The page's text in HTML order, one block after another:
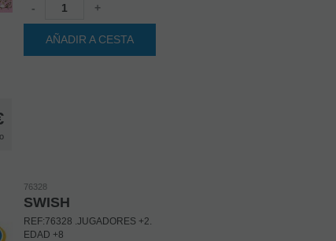
- +
AÑADIR A CESTA
76328
SWISH
REF:76328 .JUGADORES +2.
EDAD +8